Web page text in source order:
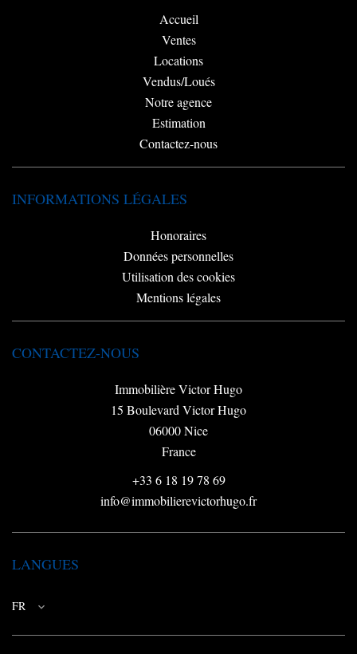
Accueil
Ventes
Locations
Vendus/Loués
Notre agence
Estimation
Contactez-nous
INFORMATIONS LÉGALES
Honoraires
Données personnelles
Utilisation des cookies
Mentions légales
CONTACTEZ-NOUS
Immobilière Victor Hugo
15 Boulevard Victor Hugo
06000Nice
France
+33 6 18 19 78 69
info@immobilierevictorhugo.fr
LANGUES
FR